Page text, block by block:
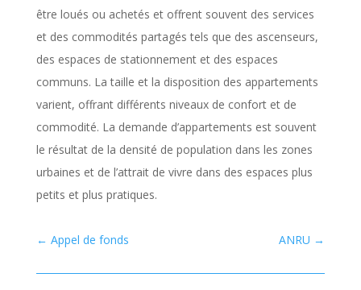
être loués ou achetés et offrent souvent des services
et des commodités partagés tels que des ascenseurs,
des espaces de stationnement et des espaces
communs. La taille et la disposition des appartements
varient, offrant différents niveaux de confort et de
commodité. La demande d’appartements est souvent
le résultat de la densité de population dans les zones
urbaines et de l’attrait de vivre dans des espaces plus
petits et plus pratiques.
← Appel de fonds ANRU →